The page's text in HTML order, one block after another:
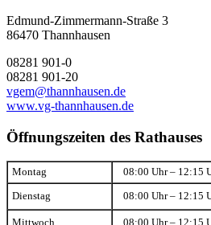
Edmund-Zimmermann-Straße 3
86470 Thannhausen
08281 901-0
08281 901-20
vgem@thannhausen.de
www.vg-thannhausen.de
Öffnungszeiten des Rathauses
Montag 08:00 Uhr – 12:15
Dienstag 08:00 Uhr – 12:15